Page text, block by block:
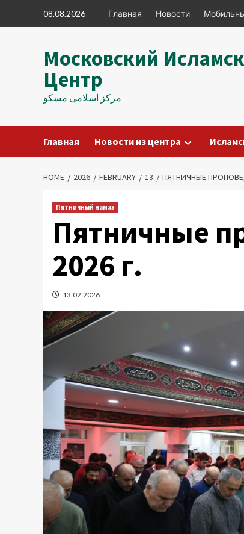
08.08.2026 Главная Новости
Московский
Центр
مرکز اسلامی مسکو
Главная Новости из центра
HOME 2026 FEBRUARY 13 ПЯТНИЧНЫЕ
Пятничный намаз
Пятничные
2026 г.
13.02.2026